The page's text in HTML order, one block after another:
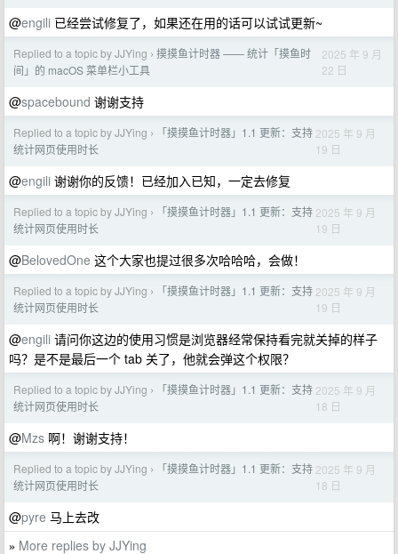
@engili 已经尝试修复了，如果还在用的话可以试试更新~
Replied to a topic by JJYing › 摸摸鱼计时器 —— 统计「摸鱼时
间」的 macOS 菜单栏小工具
2025 年 9 月
22 日
@spacebound 谢谢支持
Replied to a topic by JJYing ›
「摸摸鱼计时器」1.1 更新：支持
统计网页使用时长
2025 年 9 月
19 日
@engili 谢谢你的反馈！已经加入已知，一定去修复
Replied to a topic by JJYing ›
「摸摸鱼计时器」1.1 更新：支持
统计网页使用时长
2025 年 9 月
19 日
@BelovedOne 这个大家也提过很多次哈哈哈，会做！
Replied to a topic by JJYing ›
「摸摸鱼计时器」1.1 更新：支持
统计网页使用时长
2025 年 9 月
19 日
@engili 请问你这边的使用习惯是浏览器经常保持看完就关掉的样子
吗？是不是最后一个 tab 关了，他就会弹这个权限？
Replied to a topic by JJYing ›
「摸摸鱼计时器」1.1 更新：支持
统计网页使用时长
2025 年 9 月
18 日
@Mzs 啊！谢谢支持！
Replied to a topic by JJYing ›
「摸摸鱼计时器」1.1 更新：支持
统计网页使用时长
2025 年 9 月
18 日
@pyre 马上去改
» More replies by JJYing